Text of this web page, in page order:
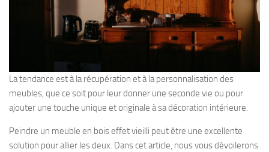
La tendance est à la récupération et à la personnalisation des
meubles, que ce soit pour leur donner une seconde vie ou pour
ajouter une touche unique et originale à sa décoration intérieure.
Peindre un meuble en bois effet vieilli peut être une excellente
solution pour allier les deux. Dans cet article, nous vous dévoilerons